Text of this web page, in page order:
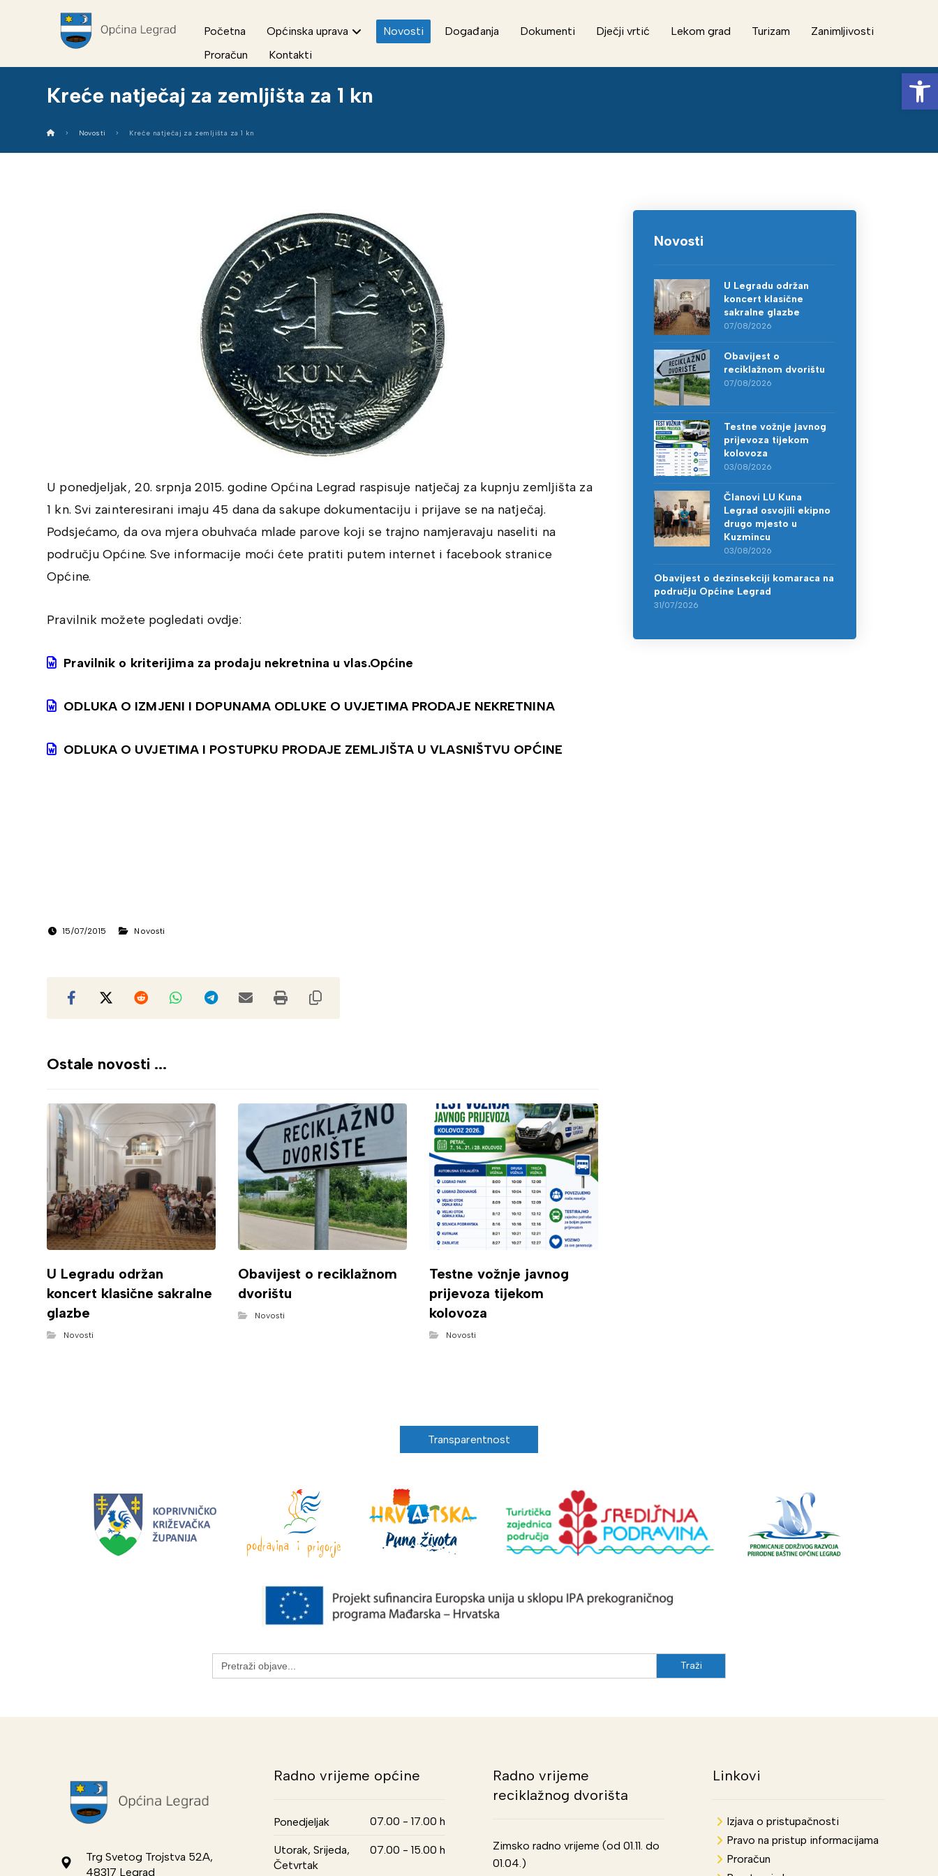
Početna Općinska uprava Novosti Događanja Dokumenti Dječji vrtić Lekom grad Turizam
Zanimljivosti
Proračun
Kontakti
Kreće natječaj za zemljišta za 1 kn
Novosti Kreće natječaj za zemljišta za 1 kn
U ponedjeljak, 20. srpnja 2015. godine Općina Legrad raspisuje natječaj za kupnju zemljišta za
1 kn. Svi zainteresirani imaju 45 dana da sakupe dokumentaciju i prijave se na natječaj.
Podsjećamo, da ova mjera obuhvaća mlade parove koji se trajno namjeravaju naseliti na
području Općine. Sve informacije moći ćete pratiti putem internet i facebook stranice
Općine.
Pravilnik možete pogledati ovdje:
Pravilnik o kriterijima za prodaju nekretnina u vlas.Općine
ODLUKA O IZMJENI I DOPUNAMA ODLUKE O UVJETIMA PRODAJE NEKRETNINA
ODLUKA O UVJETIMA I POSTUPKU PRODAJE ZEMLJIŠTA U VLASNIŠTVU OPĆINE
15/07/2015 Novosti
Ostale novosti ...
U Legradu održan
koncert klasične sakralne
glazbe
Novosti
Obavijest o reciklažnom
dvorištu
Novosti
Testne vožnje javnog
prijevoza tijekom
kolovoza
Novosti
Novosti
U Legradu održan
koncert klasične
sakralne glazbe
07/08/2026
Obavijest o
reciklažnom dvorištu
07/08/2026
Testne vožnje javnog
prijevoza tijekom
kolovoza
03/08/2026
Članovi LU Kuna
Legrad osvojili ekipno
drugo mjesto u
Kuzmincu
03/08/2026
Obavijest o dezinsekciji komaraca na
području Općine Legrad
31/07/2026
Transparentnost
Search
for:
Trg Svetog Trojstva 52A,
48317 Legrad
Radno vrijeme općine
Ponedjeljak 07.00 - 17.00 h
Utorak, Srijeda,
Četvrtak
07.00 - 15.00 h
Radno vrijeme
reciklažnog dvorišta
Zimsko radno vrijeme (od 01.11. do
01.04.)
Linkovi
Izjava o pristupačnosti
Pravo na pristup informacijama
Proračun